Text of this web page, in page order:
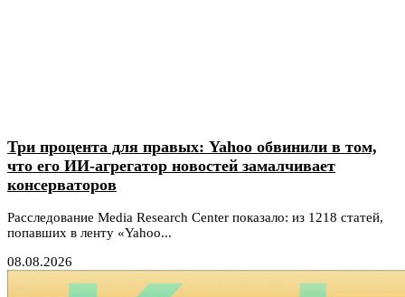
Три процента для правых: Yahoo обвинили в том,
что его ИИ-агрегатор новостей замалчивает
консерваторов
Расследование Media Research Center показало: из 1218 статей,
попавших в ленту «Yahoo...
08.08.2026